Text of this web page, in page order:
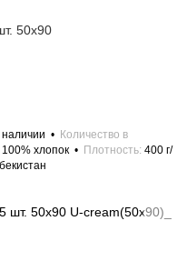
50x90
наличии
Количество в
100% хлопок Плотность 400 г/